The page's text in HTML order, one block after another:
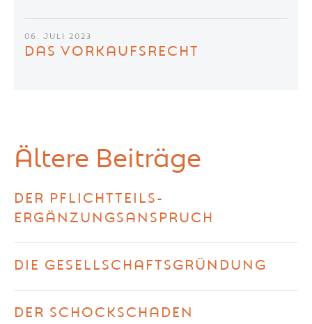
06. JULI 2023
DAS VORKAUFSRECHT
Ältere Beiträge
DER PFLICHTTEILS-
ERGÄNZUNGSANSPRUCH
DIE GESELLSCHAFTSGRÜNDUNG
DER SCHOCKSCHADEN